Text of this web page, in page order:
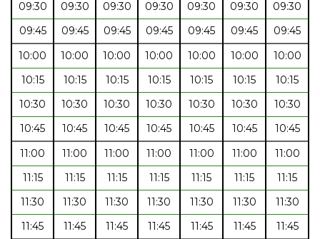
09:30
09:30 09:30 09:30 09:30 09:30
09:30
09:45
09:45 09:45 09:45 09:45 09:45
09:45
10:00
10:00 10:00 10:00 10:00 10:00
10:00
10:15
10:15 10:15 10:15 10:15 10:15
10:15
10:30
10:30 10:30 10:30 10:30 10:30
10:30
10:45
10:45 10:45 10:45 10:45 10:45
10:45
11:00
11:00 11:00 11:00 11:00 11:00
11:00
11:15
11:15 11:15 11:15 11:15 11:15
11:15
11:30
11:30 11:30 11:30 11:30 11:30
11:30
11:45
11:45 11:45 11:45 11:45 11:45
11:45